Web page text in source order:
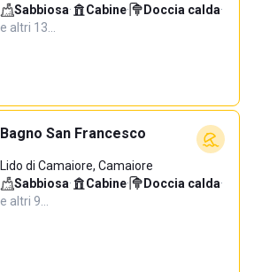
Sabbiosa· Cabine· Doccia calda·
e altri 13…
Bagno San Francesco
Lido di Camaiore, Camaiore
Sabbiosa· Cabine· Doccia calda·
e altri 9…